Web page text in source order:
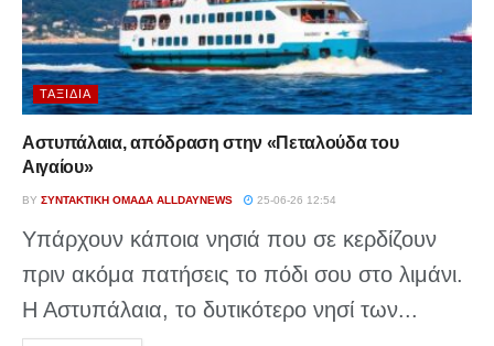
ΤΑΞΊΔΙΑ
Αστυπάλαια, απόδραση στην «Πεταλούδα του
Αιγαίου»
BY ΣΥΝΤΑΚΤΙΚΉ ΟΜΆΔΑ ALLDAYNEWS 25-06-26 12:54
Υπάρχουν κάποια νησιά που σε κερδίζουν
πριν ακόμα πατήσεις το πόδι σου στο λιμάνι.
Η Αστυπάλαια, το δυτικότερο νησί των...